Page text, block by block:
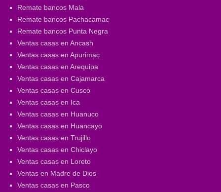
Remate bancos Mala
Remate bancos Pachacamac
Remate bancos Punta Negra
Ventas casas en Ancash
Ventas casas en Apurimac
Ventas casas en Arequipa
Ventas casas en Cajamarca
Ventas casas en Cusco
Ventas casas en Ica
Ventas casas en Huanuco
Ventas casas en Huancayo
Ventas casas en Trujillo
Ventas casas en Chiclayo
Ventas casas en Loreto
Ventas en Madre de Dios
Ventas casas en Pasco